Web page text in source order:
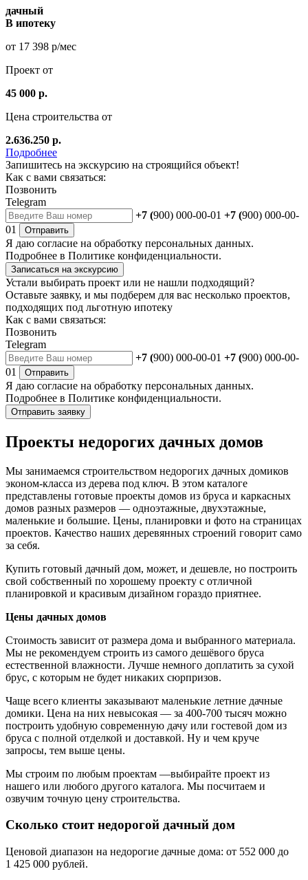
дачный
В ипотеку
от 17 398 р/мес
Проект от
45 000 р.
Цена строительства от
2.636.250 р.
Подробнее
Запишитесь на экскурсию на строящийся объект!
Как с вами связаться:
Позвонить
Telegram
+7 (900) 000-00-01 +7 (900) 000-00-
01
Отправить
Я даю согласие на обработку персональных данных.
Подробнее в Политике конфиденциальности.
Записаться на экскурсию
Устали выбирать проект или не нашли подходящий?
Оставьте заявку, и мы подберем для вас несколько проектов,
подходящих под льготную ипотеку
Как с вами связаться:
Позвонить
Telegram
+7 (900) 000-00-01 +7 (900) 000-00-
01
Отправить
Я даю согласие на обработку персональных данных.
Подробнее в Политике конфиденциальности.
Отправить заявку
Проекты недорогих дачных домов
Мы занимаемся строительством недорогих дачных домиков
эконом-класса из дерева под ключ. В этом каталоге
представлены готовые проекты домов из бруса и каркасных
домов разных размеров — одноэтажные, двухэтажные,
маленькие и большие. Цены, планировки и фото на страницах
проектов. Качество наших деревянных строений говорит само
за себя.
Купить готовый дачный дом, может, и дешевле, но построить
свой собственный по хорошему проекту с отличной
планировкой и красивым дизайном гораздо приятнее.
Цены дачных домов
Стоимость зависит от размера дома и выбранного материала.
Мы не рекомендуем строить из самого дешёвого бруса
естественной влажности. Лучше немного доплатить за сухой
брус, с которым не будет никаких сюрпризов.
Чаще всего клиенты заказывают маленькие летние дачные
домики. Цена на них невысокая — за 400-700 тысяч можно
построить удобную современную дачу или гостевой дом из
бруса с полной отделкой и доставкой. Ну и чем круче
запросы, тем выше цены.
Мы строим по любым проектам —выбирайте проект из
нашего или любого другого каталога. Мы посчитаем и
озвучим точную цену строительства.
Сколько стоит недорогой дачный дом
Ценовой диапазон на недорогие дачные дома: от 552 000 до
1 425 000 рублей.